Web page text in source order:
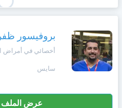
بروفيسور
أخصائي في أمراض
سايس
عرض